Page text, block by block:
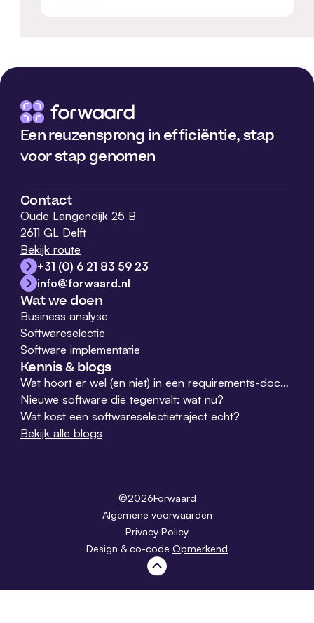
Een reuzensprong in efficiëntie, stap
voor stap genomen
Contact
Oude Langendijk 25 B
2611 GL Delft
Bekijk route
+31 (0) 6 21 83 59 23
info@forwaard.nl
Wat we doen
Business analyse
Softwareselectie
Software implementatie
Kennis & blogs
Wat hoort er wel (en niet) in een requirements-document?
Nieuwe software die tegenvalt: wat nu?
Wat kost een softwareselectietraject echt?
Bekijk alle blogs
©2026Forwaard
Algemene voorwaarden
Privacy Policy
Design & co-code Opmerkend